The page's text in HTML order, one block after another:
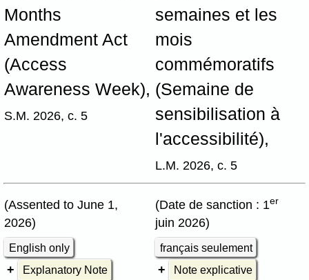
Months
Amendment Act
(Access
Awareness Week),
S.M. 2026, c. 5
semaines et les
mois
commémoratifs
(Semaine de
sensibilisation à
l'accessibilité),
L.M. 2026, c. 5
(Assented to June 1,
2026)
(Date de sanction : 1er
juin 2026)
English only
français seulement
Explanatory Note
Note explicative